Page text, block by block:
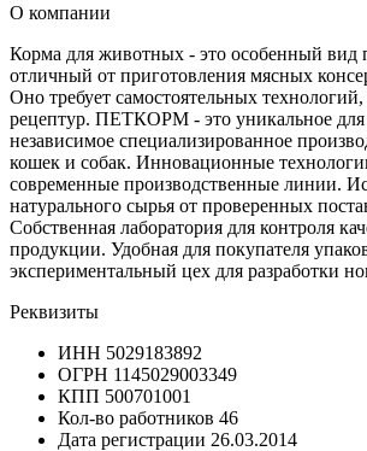
О компании
Корма для животных - это особенный вид
отличный от приготовления мясных
Оно требует самостоятельных
рецептур. ПЕТКОРМ - это уникальное для
независимое специализированное
кошек и собак. Инновационные
современные производственные линии.
натурального сырья от проверенных
Собственная лаборатория для контроля
продукции. Удобная для покупателя
экспериментальный цех для разработки
Реквизиты
ИНН 5029183892
ОГРН 1145029003349
КПП 500701001
Кол-во работников 46
Дата регистрации 26.03.2014